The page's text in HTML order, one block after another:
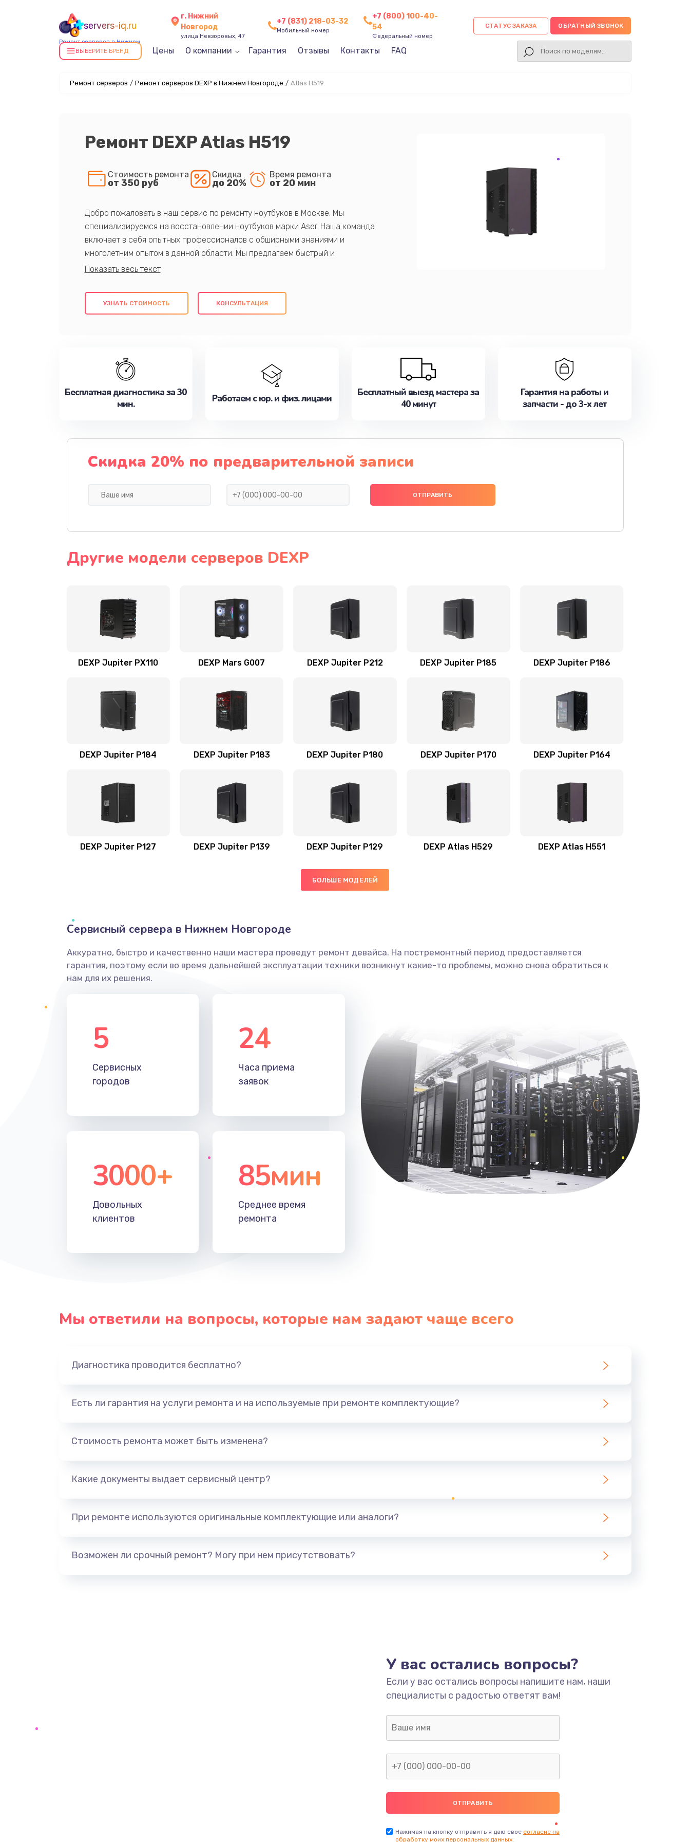
servers-iq.ru
Ремонт серверов в Нижнем
Новгороде
г. Нижний
Новгород
улица Невзоровых, 47
+7 (831) 218-03-32
Мобильный номер
+7 (800) 100-40-
54
Федеральный номер
СТАТУС ЗАКАЗА ОБРАТНЫЙ ЗВОНОК
ВЫБЕРИТЕ БРЕНД Цены О компании Гарантия Отзывы Контакты FAQ
Ремонт серверов / Ремонт серверов DEXP в Нижнем Новгороде / Atlas H519
Ремонт DEXP Atlas H519
Стоимость ремонта
от 350 руб
Скидка
до 20%
Время ремонта
от 20 мин
Добро пожаловать в наш сервис по ремонту ноутбуков в Москве. Мы
специализируемся на восстановлении ноутбуков марки Aser. Наша команда
включает в себя опытных профессионалов с обширными знаниями и
многолетним опытом в данной области. Мы предлагаем быстрый и
качественный ремонт с использованием оригинальных компонентов, а также
клиентам надежное и профессиональное обслуживание, удовлетворяя их
потребности наилучшим образом. Не медлите записаться на ремонт уже
УЗНАТЬ СТОИМОСТЬ КОНСУЛЬТАЦИЯ
Бесплатная диагностика за 30
мин.
Работаем с юр. и физ. лицами
Бесплатный выезд мастера за
40 минут
Гарантия на работы и
запчасти - до 3-х лет
Скидка 20% по предварительной записи
Другие модели серверов DEXP
DEXP Jupiter PX110 DEXP Mars G007 DEXP Jupiter P212 DEXP Jupiter P185 DEXP Jupiter P186
DEXP Jupiter P184 DEXP Jupiter P183 DEXP Jupiter P180 DEXP Jupiter P170 DEXP Jupiter P164
DEXP Jupiter P127 DEXP Jupiter P139 DEXP Jupiter P129 DEXP Atlas H529 DEXP Atlas H551
БОЛЬШЕ МОДЕЛЕЙ
Сервисный сервера в Нижнем Новгороде
Аккуратно, быстро и качественно наши мастера проведут ремонт девайса. На постремонтный период предоставляется
гарантия, поэтому если во время дальнейшей эксплуатации техники возникнут какие-то проблемы, можно снова обратиться к
нам для их решения.
5
Сервисных
городов
24
Часа приема
заявок
3000+
Довольных
клиентов
85мин
Среднее время
ремонта
Мы ответили на вопросы, которые нам задают чаще всего
Диагностика проводится бесплатно?
Есть ли гарантия на услуги ремонта и на используемые при ремонте комплектующие?
Стоимость ремонта может быть изменена?
Какие документы выдает сервисный центр?
При ремонте используются оригинальные комплектующие или аналоги?
Возможен ли срочный ремонт? Могу при нем присутствовать?
У вас остались вопросы?
Если у вас остались вопросы напишите нам, наши
специалисты с радостью ответят вам!
Нажимая на кнопку отправить я даю свое согласие на
обработку моих персональных данных.